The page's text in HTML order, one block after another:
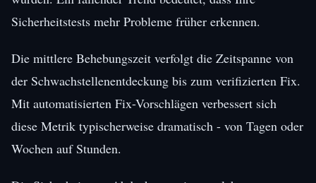
Sicherheitstests mehr Probleme früher erkennen.
Die mittlere Behebungszeit verfolgt die Zeitspanne von
der Schwachstellenentdeckung bis zum verifizierten Fix.
Mit automatisierten Fix-Vorschlägen verbessert sich
diese Metrik typischerweise dramatisch - von Tagen oder
Wochen auf Stunden.